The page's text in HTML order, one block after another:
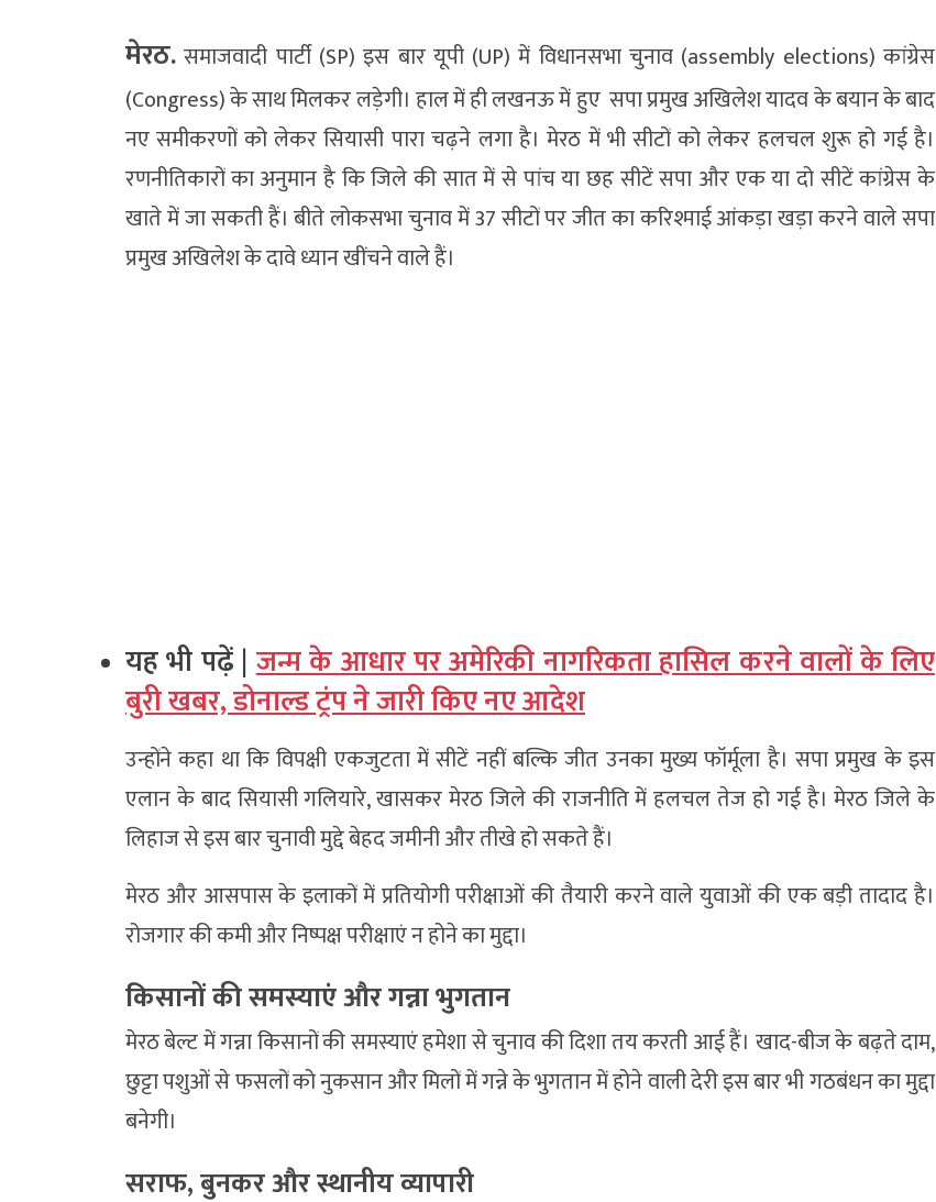
मेरठ. समाजवादी पार्टी (SP) इस बार यूपी (UP) में विधानसभा चुनाव (assembly elections) कांग्रेस
(Congress) के साथ मिलकर लड़ेगी। हाल में ही लखनऊ में हुए सपा प्रमुख अखिलेश यादव के बयान के बाद
नए समीकरणों को लेकर सियासी पारा चढ़ने लगा है। मेरठ में भी सीटों को लेकर हलचल शुरू हो गई है।
रणनीतिकारों का अनुमान है कि जिले की सात में से पांच या छह सीटें सपा और एक या दो सीटें कांग्रेस के
खाते में जा सकती हैं। बीते लोकसभा चुनाव में 37 सीटों पर जीत का करिश्माई आंकड़ा खड़ा करने वाले सपा
प्रमुख अखिलेश के दावे ध्यान खींचने वाले हैं।
यह भी पढ़ें |जन्म के आधार पर अमेरिकी नागरिकता हासिल करने वालों के लिए
बुरी खबर, डोनाल्ड ट्रंप ने जारी किए नए आदेश
उन्होंने कहा था कि विपक्षी एकजुटता में सीटें नहीं बल्कि जीत उनका मुख्य फॉर्मूला है। सपा प्रमुख के इस
एलान के बाद सियासी गलियारे, खासकर मेरठ जिले की राजनीति में हलचल तेज हो गई है। मेरठ जिले के
लिहाज से इस बार चुनावी मुद्दे बेहद जमीनी और तीखे हो सकते हैं।
मेरठ और आसपास के इलाकों में प्रतियोगी परीक्षाओं की तैयारी करने वाले युवाओं की एक बड़ी तादाद है।
रोजगार की कमी और निष्पक्ष परीक्षाएं न होने का मुद्दा।
किसानों की समस्याएं और गन्ना भुगतान
मेरठ बेल्ट में गन्ना किसानों की समस्याएं हमेशा से चुनाव की दिशा तय करती आई हैं। खाद-बीज के बढ़ते दाम,
छुट्टा पशुओं से फसलों को नुकसान और मिलों में गन्ने के भुगतान में होने वाली देरी इस बार भी गठबंधन का मुद्दा
बनेगी।
सराफ, बुनकर और स्थानीय व्यापारी